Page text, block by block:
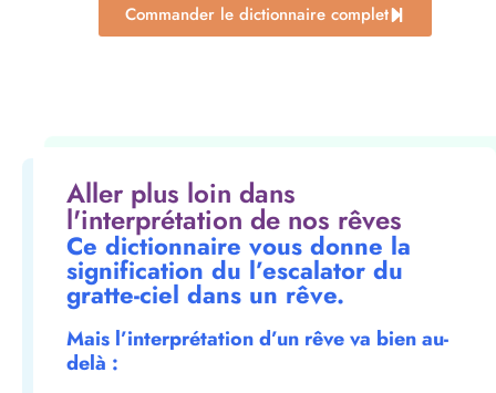
Commander le dictionnaire complet
Aller plus loin dans
l'interprétation de nos rêves
Ce dictionnaire vous donne la
signification du l’escalator du
gratte-ciel dans un rêve.
Mais l’interprétation d’un rêve va bien au-
delà :